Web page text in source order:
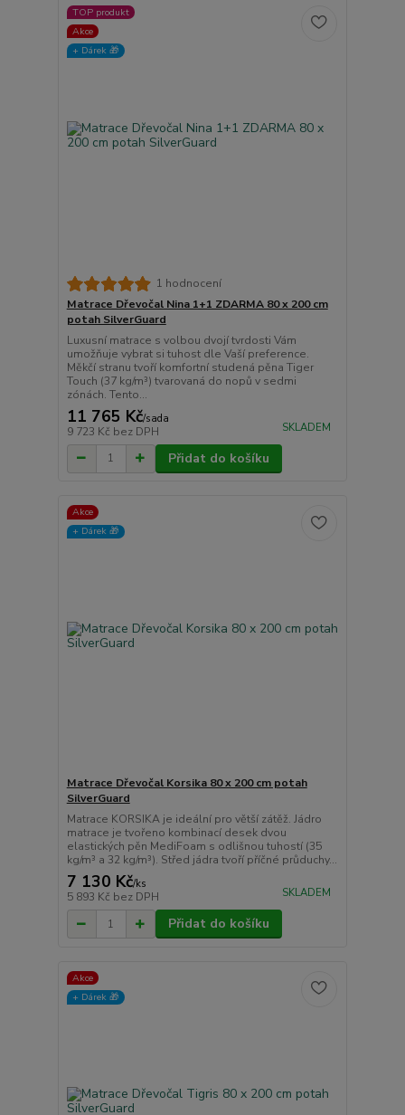
TOP produkt
Akce
+ Dárek️ 🎁
1 hodnocení
Matrace Dřevočal Nina 1+1 ZDARMA 80 x 200 cm
potah SilverGuard
Luxusní matrace s volbou dvojí tvrdosti Vám
umožňuje vybrat si tuhost dle Vaší preference.
Měkčí stranu tvoří komfortní studená pěna Tiger
Touch (37 kg/m³) tvarovaná do nopů v sedmi
zónách. Tento...
11 765 Kč/sada
9 723 Kč bez DPH SKLADEM
Přidat do košíku
Akce
+ Dárek️ 🎁
Matrace Dřevočal Korsika 80 x 200 cm potah
SilverGuard
Matrace KORSIKA je ideální pro větší zátěž. Jádro
matrace je tvořeno kombinací desek dvou
elastických pěn MediFoam s odlišnou tuhostí (35
kg/m³ a 32 kg/m³). Střed jádra tvoří příčné průduchy...
7 130 Kč/ks
5 893 Kč bez DPH SKLADEM
Přidat do košíku
Akce
+ Dárek️ 🎁